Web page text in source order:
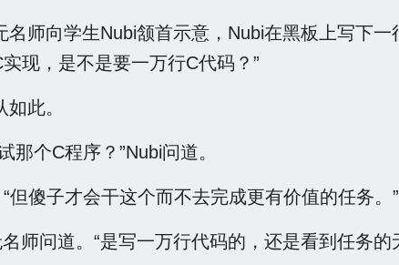
师向学生Nubi颔首示意，Nubi在黑板上写下一
现，是不是要一万行C代码？”
此。
那个C程序？”Nubi问道。
但傻子才会干这个而不去完成更有价值的任务。”
师问道。“是写一万行代码的，还是看到任务的